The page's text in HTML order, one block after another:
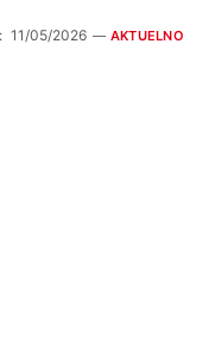
11/05/2026 AKTUELNO